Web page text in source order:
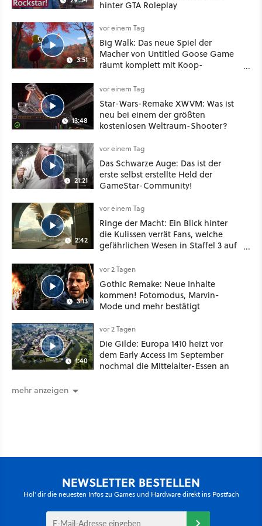
hinter GTA Roleplay
3:51
vor einem Tag
Big Walk: Das neue Spiel der
Macher von Untitled Goose Game
räumt komplett mit Koop-
13:48
vor einem Tag
Star-Wars-Remake XWVM: Was ist
neu bei einem der größten
kostenlosen Weltraum-Shooter?
21:21
vor einem Tag
Das Schwarze Auge: Das ist der
erste selbst erstellte Held der
GameStar-Community!
2:42
vor einem Tag
Ringe der Macht: Ein Blick hinter
die Kulissen verrät Fans, welche
gefährlichen Wesen in Staffel 3 auf
3:13
vor 2 Tagen
Gothic Remake: Neue Inhalte
kommen! Fotomodus, Marvin-
Mode und mehr bestätigt
1:40
vor 2 Tagen
Die Gilde: Europa 1410 heizt vor
dem Early Access im September
nochmal die Mittelalter-Essen an
mehr anzeigen
NEWSLETTER BESTELLEN
Hol' dir die neuesten Infos zu Games und Hardware direkt ins Postfach